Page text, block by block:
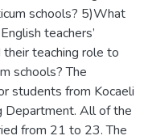
schools? 5)What
teachers’
teaching role to
schools? The
students from Kocaeli
Department. All of the
from 21 to 23. The